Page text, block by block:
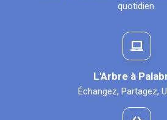
quotidien.
L'Arbre à
Échangez, Partagez,